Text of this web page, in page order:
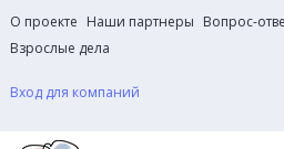
О проекте Наши партнеры Вопрос-
Взрослые дела
Вход для компаний